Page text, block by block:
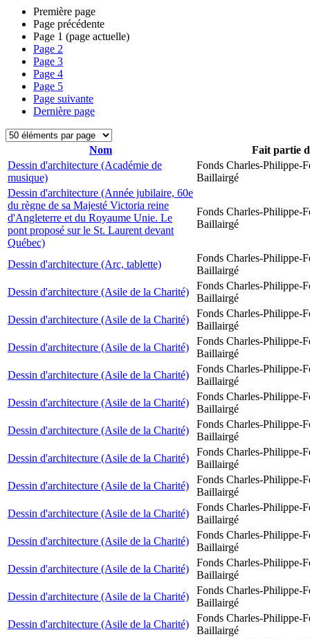
Première page
Page précédente
Page 1 (page actuelle)
Page 2
Page 3
Page 4
Page 5
Page suivante
Dernière page
Nom
Fait partie
Dessin d'architecture (Académie de
musique)
Fonds Charles-Philippe-
Baillairgé
Dessin d'architecture (Année jubilaire, 60e
du règne de sa Majesté Victoria reine
d'Angleterre et du Royaume Unie. Le
pont proposé sur le St. Laurent devant
Québec)
Fonds Charles-Philippe-
Baillairgé
Dessin d'architecture (Arc, tablette)
Fonds Charles-Philippe-
Baillairgé
Dessin d'architecture (Asile de la Charité)
Fonds Charles-Philippe-
Baillairgé
Dessin d'architecture (Asile de la Charité)
Fonds Charles-Philippe-
Baillairgé
Dessin d'architecture (Asile de la Charité)
Fonds Charles-Philippe-
Baillairgé
Dessin d'architecture (Asile de la Charité)
Fonds Charles-Philippe-
Baillairgé
Dessin d'architecture (Asile de la Charité)
Fonds Charles-Philippe-
Baillairgé
Dessin d'architecture (Asile de la Charité)
Fonds Charles-Philippe-
Baillairgé
Dessin d'architecture (Asile de la Charité)
Fonds Charles-Philippe-
Baillairgé
Dessin d'architecture (Asile de la Charité)
Fonds Charles-Philippe-
Baillairgé
Dessin d'architecture (Asile de la Charité)
Fonds Charles-Philippe-
Baillairgé
Dessin d'architecture (Asile de la Charité)
Fonds Charles-Philippe-
Baillairgé
Dessin d'architecture (Asile de la Charité)
Fonds Charles-Philippe-
Baillairgé
Dessin d'architecture (Asile de la Charité)
Fonds Charles-Philippe-
Baillairgé
Dessin d'architecture (Asile de la Charité)
Fonds Charles-Philippe-
Baillairgé